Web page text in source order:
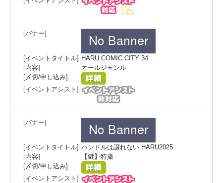
HARU COMIC CITY 34
オールジャンル
ハンドルは譲れない HARU2025
【鍵】特撮